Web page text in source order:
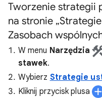
Tworzenie strategii
na stronie
Zasobach
W menu Narzędzia
stawek.
Wybierz Strategie
Kliknij przycisk plusa